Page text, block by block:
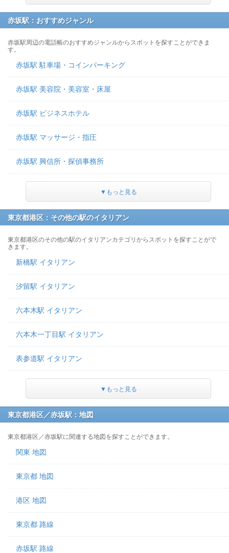
赤坂駅：おすすめジャンル
赤坂駅周辺の電話帳のおすすめジャンルからスポットを探すことができま
す。
赤坂駅 駐車場・コインパーキング
赤坂駅 美容院・美容室・床屋
赤坂駅 ビジネスホテル
赤坂駅 マッサージ・指圧
赤坂駅 興信所・探偵事務所
▼もっと見る
東京都港区：その他の駅のイタリアン
東京都港区のその他の駅のイタリアンカテゴリからスポットを探すことがで
きます。
新橋駅 イタリアン
汐留駅 イタリアン
六本木駅 イタリアン
六本木一丁目駅 イタリアン
表参道駅 イタリアン
▼もっと見る
東京都港区／赤坂駅：地図
東京都港区／赤坂駅に関連する地図を探すことができます。
関東 地図
東京都 地図
港区 地図
東京都 路線
赤坂駅 路線